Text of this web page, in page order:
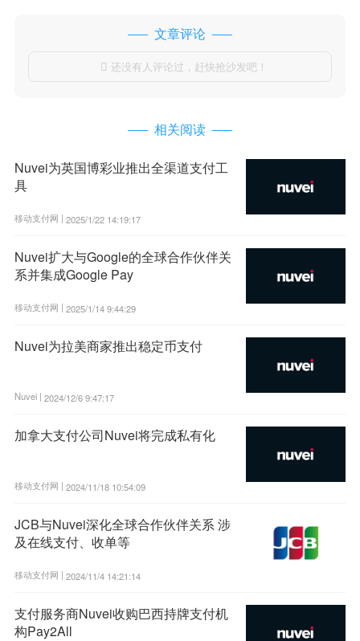
文章评论
 还没有人评论过，赶快抢沙发吧！
相关阅读
Nuvei为英国博彩业推出全渠道支付工
具
移动支付网 | 2025/1/22 14:19:17
Nuvei扩大与Google的全球合作伙伴关
系并集成Google Pay
移动支付网 | 2025/1/14 9:44:29
Nuvei为拉美商家推出稳定币支付
Nuvei | 2024/12/6 9:47:17
加拿大支付公司Nuvei将完成私有化
移动支付网 | 2024/11/18 10:54:09
JCB与Nuvei深化全球合作伙伴关系 涉
及在线支付、收单等
移动支付网 | 2024/11/4 14:21:14
支付服务商Nuvei收购巴西持牌支付机
构Pay2All